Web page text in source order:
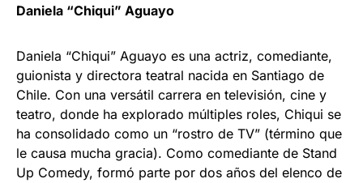
Daniela “Chiqui” Aguayo
Daniela “Chiqui” Aguayo es una actriz, comediante,
guionista y directora teatral nacida en Santiago de
Chile. Con una versátil carrera en televisión, cine y
teatro, donde ha explorado múltiples roles, Chiqui se
ha consolidado como un “rostro de TV” (término que
le causa mucha gracia). Como comediante de Stand
Up Comedy, formó parte por dos años del elenco de